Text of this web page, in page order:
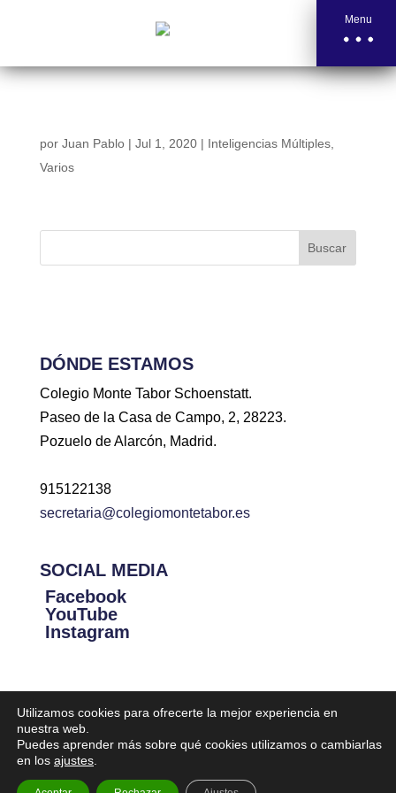
Menu
por Juan Pablo| Jul 1, 2020| Inteligencias Múltiples,
Varios
Buscar
DÓNDE ESTAMOS
Colegio Monte Tabor Schoenstatt.
Paseo de la Casa de Campo, 2, 28223.
Pozuelo de Alarcón, Madrid.
915122138
secretaria@colegiomontetabor.es
SOCIAL MEDIA
Facebook
YouTube
Instagram
Diseñado por Iniciativa Digital | Todos lo derechos reservados
Utilizamos cookies para ofrecerte la mejor experiencia en
nuestra web.
Puedes aprender más sobre qué cookies utilizamos o cambiarlas
en los ajustes